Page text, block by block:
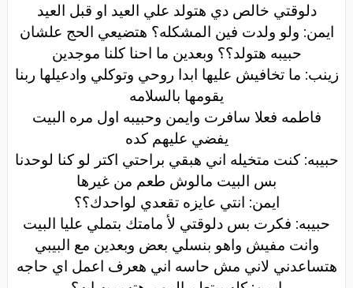
دلوقتي خالص دي هتولد علي العيد او قبل العيد
ايمن: ولو ولدت فين المشكله؟ هتضيعي الحج علشان
حبيبه هتولد؟؟ وبعدين ما احنا كلنا موجدين
زينب: ما تخافيش عليها ابدا روحي وتوكلي وادعيلها ربنا
يقومها بالسلامه
فاطمه فعلا سافرت وايمن وحبيبه اول مره البيت
يفضي عليهم كده
حبيبه: كنت متخيله اني هبقي براحتي اكتر لو كنا لوحدنا
بس البيت مالوش طعم من غيرها
ايمن: انتي عايزه تقعدي لواحدك؟؟
حبيبه: فكرت بس دلوقتي لأ مامتك بتملي عليا البيت
وانت مفيش واهو بنسلي بعض وبعدين مع البيبي
هتساعدني لاني مش حاسه اني هعرف اعمل اي حاجه